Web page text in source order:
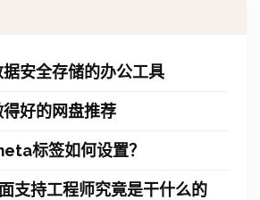
安全存储的办公工具
好的网盘推荐
标签如何设置？
支持工程师究竟是干什么的